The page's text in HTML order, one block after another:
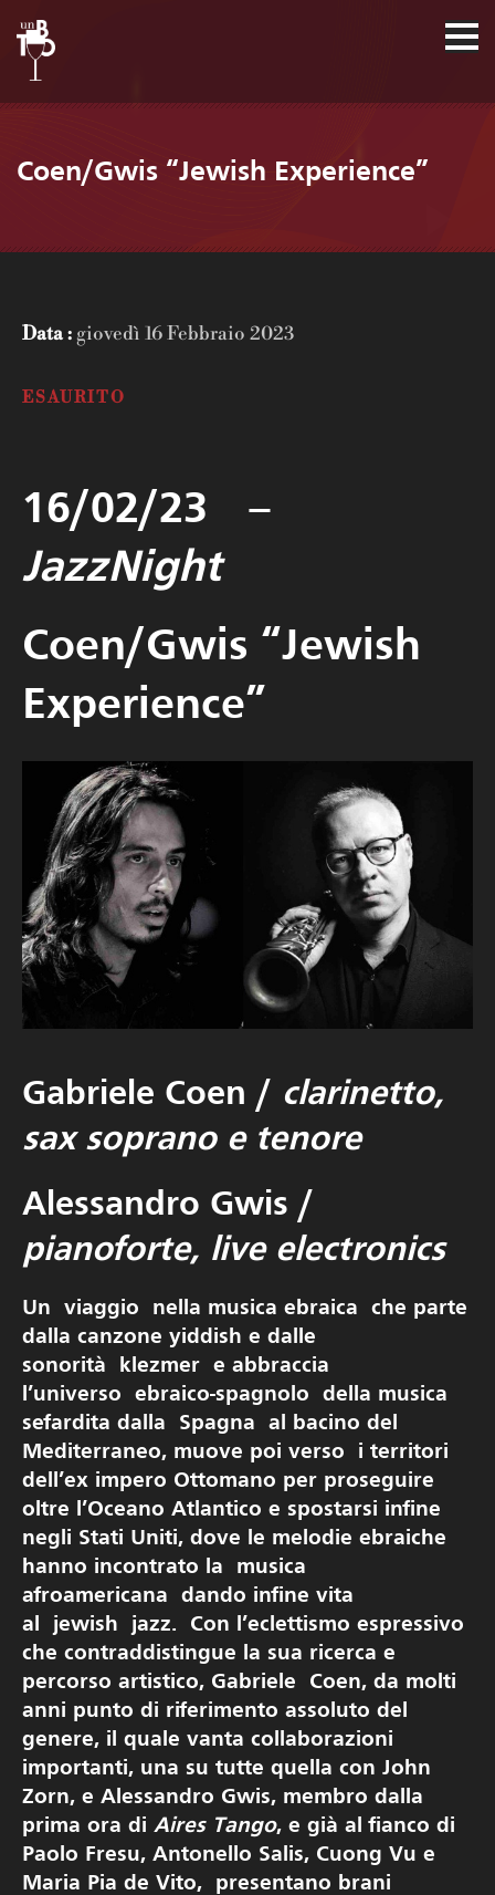
Coen/Gwis “Jewish Experience”
Data :giovedì 16 Febbraio 2023
ESAURITO
16/02/23 –
JazzNight
Coen/Gwis “Jewish
Experience”
Gabriele Coen / clarinetto,
sax soprano e tenore
Alessandro Gwis /
pianoforte, live electronics
Un viaggio nella musica ebraica che parte
dalla canzone yiddish e dalle
sonorità klezmer e abbraccia
l’universo ebraico-spagnolo della musica
sefardita dalla Spagna al bacino del
Mediterraneo, muove poi verso i territori
dell’ex impero Ottomano per proseguire
oltre l’Oceano Atlantico e spostarsi infine
negli Stati Uniti, dove le melodie ebraiche
hanno incontrato la musica
afroamericana dando infine vita
al jewish jazz. Con l’eclettismo espressivo
che contraddistingue la sua ricerca e
percorso artistico, Gabriele Coen, da molti
anni punto di riferimento assoluto del
genere, il quale vanta collaborazioni
importanti, una su tutte quella con John
Zorn, e Alessandro Gwis, membro dalla
prima ora di Aires Tango, e già al fianco di
Paolo Fresu, Antonello Salis, Cuong Vu e
Maria Pia de Vito, presentano brani